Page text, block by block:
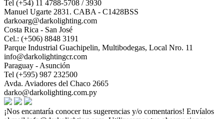
Tel (+54) 11 4788-5708 / 3930
Manuel Ugarte 2831. CABA - C1428BSS
darkoarg@darkolighting.com
Costa Rica - San José
Cel.: (+506) 8848 3191
Parque Industrial Guachipelin, Multibodegas, Local Nro. 11
info@darkolightingcr.com
Paraguay - Asunción
Tel (+595) 987 232500
Avda. Aviadores del Chaco 2665
darko@darkolighting.com.py
¡Nos encantaría conocer tus sugerencias y/o comentarios! Envíalos